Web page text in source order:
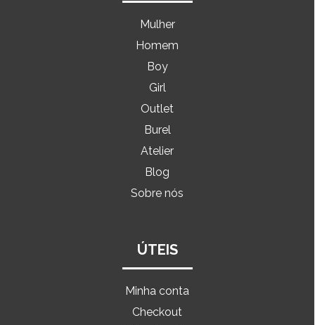
Mulher
Homem
Boy
Girl
Outlet
Burel
Atelier
Blog
Sobre nós
ÚTEIS
Minha conta
Checkout